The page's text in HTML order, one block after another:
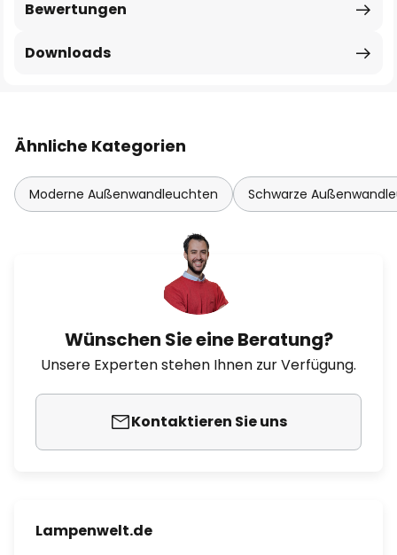
Bewertungen
Downloads
Ähnliche Kategorien
Moderne Außenwandleuchten Schwarze
Wünschen Sie eine Beratung?
Unsere Experten stehen Ihnen zur Verfügung.
Kontaktieren Sie uns
Lampenwelt.de